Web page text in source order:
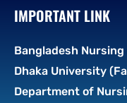
IMPORTANT LINK
Bangladesh
Dhaka University
Department of